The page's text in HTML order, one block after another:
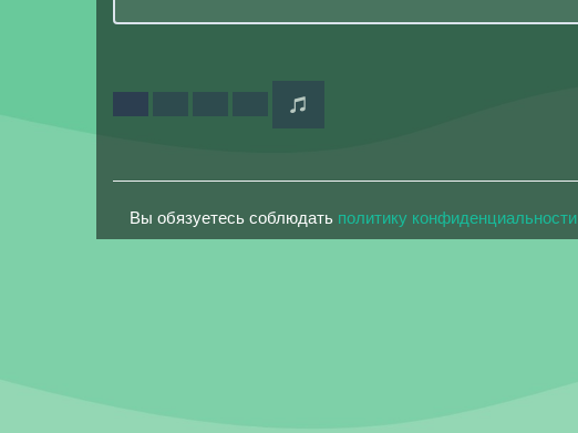
Вы обязуетесь соблюдать политику конфиденциальности